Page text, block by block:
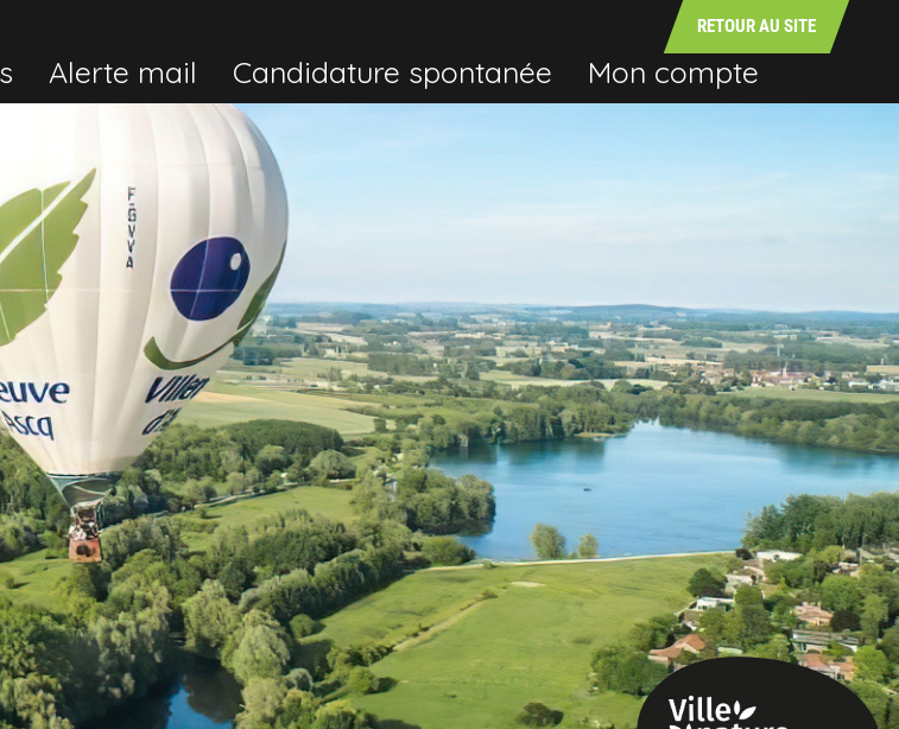
RETOUR AU SITE
Alerte mail Candidature spontanée Mon compte